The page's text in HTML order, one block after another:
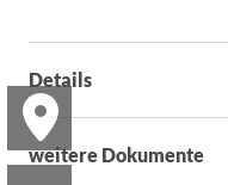
Details
weitere Dokumente